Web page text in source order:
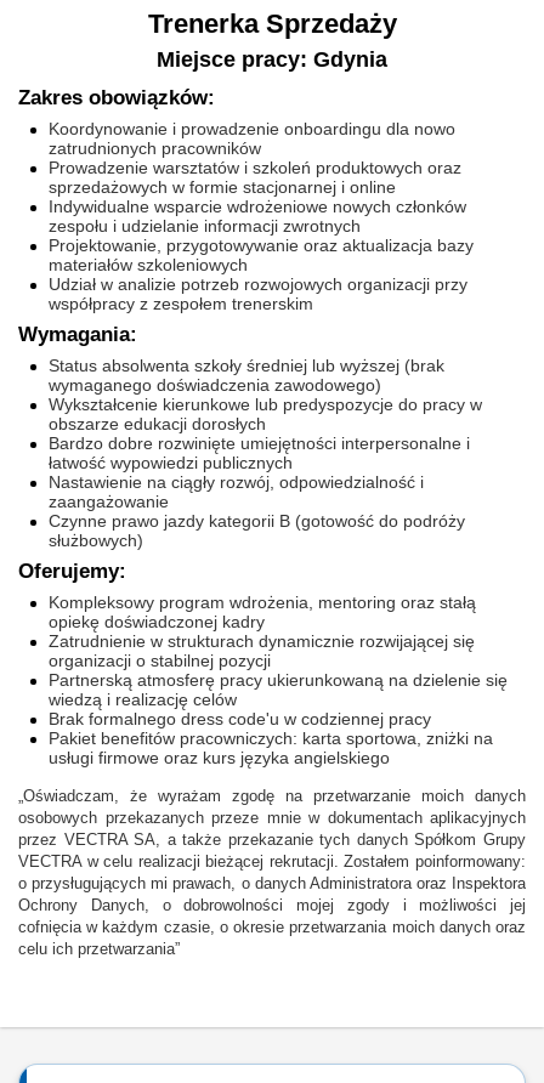
Trenerka Sprzedaży
Miejsce pracy: Gdynia
Zakres obowiązków:
Koordynowanie i prowadzenie onboardingu dla nowo
zatrudnionych pracowników
Prowadzenie warsztatów i szkoleń produktowych oraz
sprzedażowych w formie stacjonarnej i online
Indywidualne wsparcie wdrożeniowe nowych członków
zespołu i udzielanie informacji zwrotnych
Projektowanie, przygotowywanie oraz aktualizacja bazy
materiałów szkoleniowych
Udział w analizie potrzeb rozwojowych organizacji przy
współpracy z zespołem trenerskim
Wymagania:
Status absolwenta szkoły średniej lub wyższej (brak
wymaganego doświadczenia zawodowego)
Wykształcenie kierunkowe lub predyspozycje do pracy w
obszarze edukacji dorosłych
Bardzo dobre rozwinięte umiejętności interpersonalne i
łatwość wypowiedzi publicznych
Nastawienie na ciągły rozwój, odpowiedzialność i
zaangażowanie
Czynne prawo jazdy kategorii B (gotowość do podróży
służbowych)
Oferujemy:
Kompleksowy program wdrożenia, mentoring oraz stałą
opiekę doświadczonej kadry
Zatrudnienie w strukturach dynamicznie rozwijającej się
organizacji o stabilnej pozycji
Partnerską atmosferę pracy ukierunkowaną na dzielenie się
wiedzą i realizację celów
Brak formalnego dress code'u w codziennej pracy
Pakiet benefitów pracowniczych: karta sportowa, zniżki na
usługi firmowe oraz kurs języka angielskiego
„Oświadczam, że wyrażam zgodę na przetwarzanie moich danych
osobowych przekazanych przeze mnie w dokumentach aplikacyjnych
przez VECTRA SA, a także przekazanie tych danych Spółkom Grupy
VECTRA w celu realizacji bieżącej rekrutacji. Zostałem poinformowany:
o przysługujących mi prawach, o danych Administratora oraz Inspektora
Ochrony Danych, o dobrowolności mojej zgody i możliwości jej
cofnięcia w każdym czasie, o okresie przetwarzania moich danych oraz
celu ich przetwarzania”